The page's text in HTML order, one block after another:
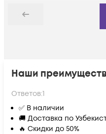
Назад
Наши
Ответов:1
✅ В наличии
🚚 Доставка по
🔥 Скидки до 50%